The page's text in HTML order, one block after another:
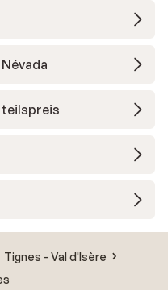
Tignes - Val d'Isère